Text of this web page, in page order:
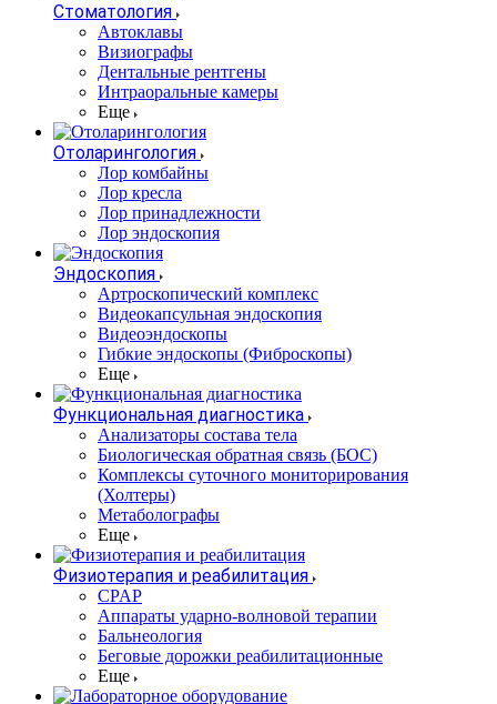
Стоматология
Автоклавы
Визиографы
Дентальные рентгены
Интраоральные камеры
Еще
Отоларингология
Лор комбайны
Лор кресла
Лор принадлежности
Лор эндоскопия
Эндоскопия
Артроскопический комплекс
Видеокапсульная эндоскопия
Видеоэндоскопы
Гибкие эндоскопы (Фиброcкопы)
Еще
Функциональная диагностика
Анализаторы состава тела
Биологическая обратная связь (БОС)
Комплексы суточного мониторирования
(Холтеры)
Метаболографы
Еще
Физиотерапия и реабилитация
CPAP
Аппараты ударно-волновой терапии
Бальнеология
Беговые дорожки реабилитационные
Еще